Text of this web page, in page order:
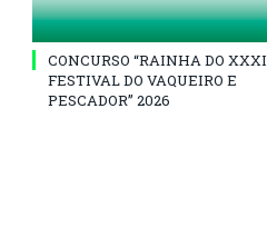
CONCURSO “RAINHA DO XXXI
FESTIVAL DO VAQUEIRO E
PESCADOR” 2026